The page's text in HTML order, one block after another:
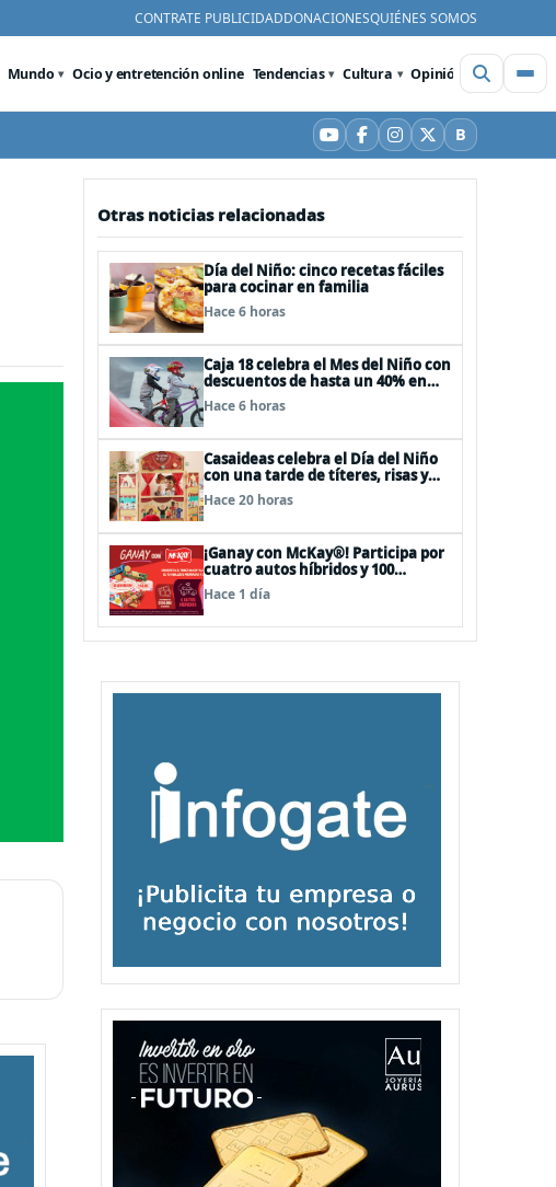
CONTRATE PUBLICIDADDONACIONESQUIÉNES SOMOS
Mundo Ocio y entretención online Tendencias Cultura Opinión Videos
YouTube
Facebook
Instagram
X BBluesky
Otras noticias relacionadas
Día del Niño: cinco recetas fáciles
para cocinar en familia
Hace 6 horas
Caja 18 celebra el Mes del Niño con
descuentos de hasta un 40% en
panoramas, cine, shows y
streaming
Hace 6 horas
Casaideas celebra el Día del Niño
con una tarde de títeres, risas y
sorpresas en el Mall Plaza Vespucio
Hace 20 horas
¡Ganay con McKay®! Participa por
cuatro autos híbridos y 100
premios de $500.000
Hace 1 día